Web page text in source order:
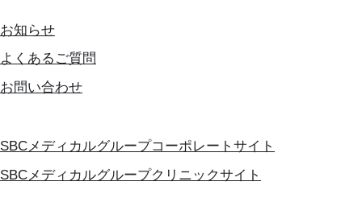
お知らせ
よくあるご質問
お問い合わせ
SBCメディカルグループコーポレートサイト
SBCメディカルグループクリニックサイト